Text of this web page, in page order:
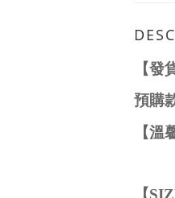
【發
預購
【溫